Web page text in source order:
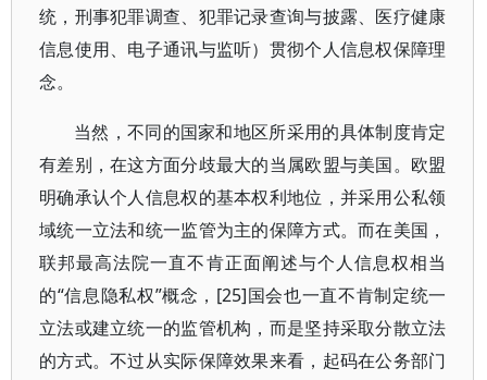
统，刑事犯罪调查、犯罪记录查询与披露、医疗健康
信息使用、电子通讯与监听）贯彻个人信息权保障理
念。
当然，不同的国家和地区所采用的具体制度肯定
有差别，在这方面分歧最大的当属欧盟与美国。欧盟
明确承认个人信息权的基本权利地位，并采用公私领
域统一立法和统一监管为主的保障方式。而在美国，
联邦最高法院一直不肯正面阐述与个人信息权相当
的“信息隐私权”概念，[25]国会也一直不肯制定统一
立法或建立统一的监管机构，而是坚持采取分散立法
的方式。不过从实际保障效果来看，起码在公务部门